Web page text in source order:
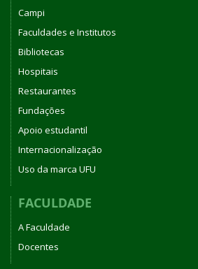
Campi
Faculdades e Institutos
Bibliotecas
Hospitais
Restaurantes
Fundações
Apoio estudantil
Internacionalização
Uso da marca UFU
FACULDADE
A Faculdade
Docentes